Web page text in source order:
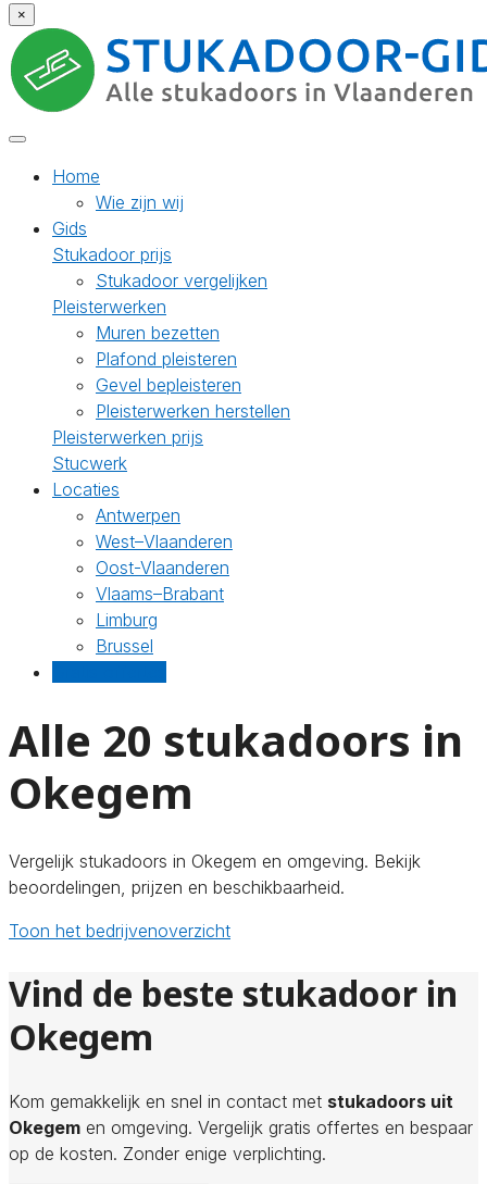
×
Home
Wie zijn wij
Gids
Stukadoor prijs
Stukadoor vergelijken
Pleisterwerken
Muren bezetten
Plafond pleisteren
Gevel bepleisteren
Pleisterwerken herstellen
Pleisterwerken prijs
Stucwerk
Locaties
Antwerpen
West–Vlaanderen
Oost-Vlaanderen
Vlaams–Brabant
Limburg
Brussel
Alle 20 stukadoors in
Okegem
Vergelijk stukadoors in Okegem en omgeving. Bekijk
beoordelingen, prijzen en beschikbaarheid.
Toon het bedrijvenoverzicht
Vind de beste stukadoor in
Okegem
Kom gemakkelijk en snel in contact met stukadoors uit
Okegem en omgeving. Vergelijk gratis offertes en bespaar
op de kosten. Zonder enige verplichting.